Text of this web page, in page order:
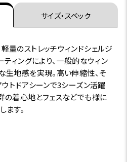
サイズ・スペック
量のストレッチウィンドシェルジ
ティングにより、一般的なウィン
生地感を実現。高い伸縮性、そ
ウトドアシーンで3シーズン活躍
の着心地とフェスなどでも様に
ます。